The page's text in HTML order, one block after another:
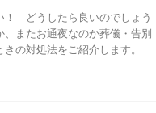
！ どうしたら良いのでしょう
またお通夜なのか葬儀・告別
の対処法をご紹介します。